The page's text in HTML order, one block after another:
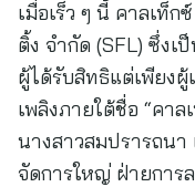
เมื่อเร็ว ๆ นี้ คาลเท็
ติ้ง จำกัด (SFL) ซึ่งเ
ผู้ได้รับสิทธิแต่เพียงผู้
เพลิงภายใต้ชื่อ “คา
นางสาวสมปรารถน
จัดการใหญ่ ฝ่ายกา